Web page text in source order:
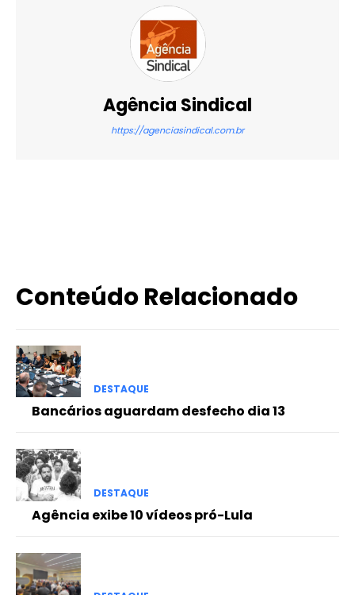
Agência Sindical
https://agenciasindical.com.br
Conteúdo Relacionado
DESTAQUE
Bancários aguardam desfecho dia 13
DESTAQUE
Agência exibe 10 vídeos pró-Lula